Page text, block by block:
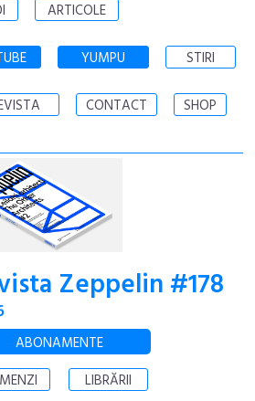
ARTICOLE
YUMPU STIRI
CONTACT SHOP
Zeppelin #178
ABONAMENTE
LIBRĂRII